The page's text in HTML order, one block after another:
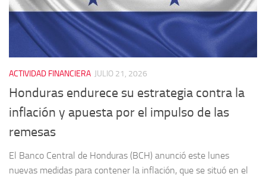
ACTIVIDAD FINANCIERA JULIO 21, 2026
Honduras endurece su estrategia contra la
inflación y apuesta por el impulso de las
remesas
El Banco Central de Honduras (BCH) anunció este lunes
nuevas medidas para contener la inflación, que se situó en el